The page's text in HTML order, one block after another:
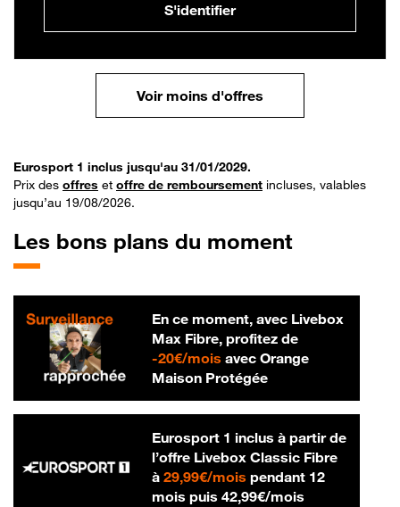
S'identifier
Voir moins d'offres
Eurosport 1 inclus jusqu'au 31/01/2029.
Prix des offres et offre de remboursement incluses, valables
jusqu’au 19/08/2026.
Les bons plans du moment
En ce moment, avec Livebox
Max Fibre, profitez de
-20€/mois20 € par mois
avec Orange
Maison Protégée
Eurosport 1 inclus à partir de
l’offre Livebox Classic Fibre
à 29,99€/mois29,99 € par mois
pendant 12
mois puis 42,99€/mois42,99 € par